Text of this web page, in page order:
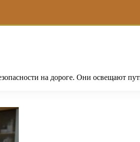
на дороге. Они освещают